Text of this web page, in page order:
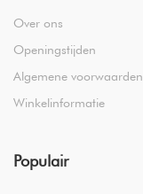
Over ons
Openingstijden
Algemene voorwaarden
Winkelinformatie
Populair